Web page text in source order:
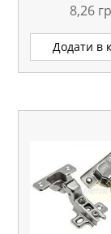
8,26
Додати в